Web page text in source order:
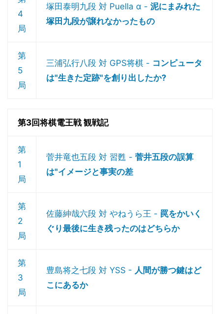
4
局
塚田泰明九段 対 Puella α - 泥にまみれた
塚田九段が譲れなかったもの
第
5
局
三浦弘行八段 対 GPS将棋 - コンピュータ
は"生きた定跡"を創り出したか?
第3回将棋電王戦 観戦記
第
1
局
菅井竜也五段 対 習甦 - 菅井五段の誤算
は"イメージと事実の差
第
2
局
佐藤紳哉六段 対 やねうら王 - 罠をかいく
ぐり最後に生き残ったのはどちらか
第
3
局
豊島将之七段 対 YSS - 人間が勝つ鍵はど
こにあるか